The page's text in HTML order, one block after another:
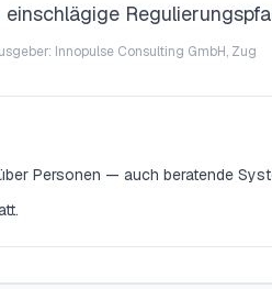
Innopulse Consulting GmbH, Zug
Personen — auch beratende